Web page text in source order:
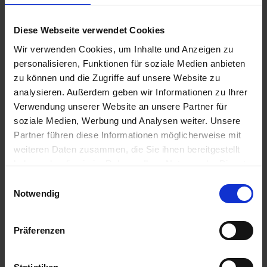
Diese Webseite verwendet Cookies
Wir verwenden Cookies, um Inhalte und Anzeigen zu
personalisieren, Funktionen für soziale Medien anbieten
zu können und die Zugriffe auf unsere Website zu
analysieren. Außerdem geben wir Informationen zu Ihrer
Verwendung unserer Website an unsere Partner für
soziale Medien, Werbung und Analysen weiter. Unsere
Partner führen diese Informationen möglicherweise mit
weiteren Daten zusammen, die Sie ihnen bereitgestellt
haben oder die sie im Rahmen Ihrer Nutzung der Dienste
Notwendig
Präferenzen
88,72 € / St
IN DEN
WARENKORB
11,02 € / St
IN DEN
WARENKORB
Anmelden für Ihren persönlichen Preis
51,11 € / St
60,82 €
inkl. 19% MwSt.
Auf Lager
ab Mittwoch, 12. August 2026